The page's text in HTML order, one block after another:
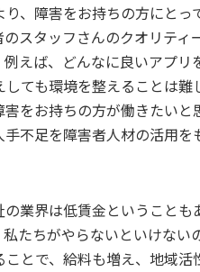
、障害をお持ちの方にと
スタッフさんのクオリテ
例えば、どんなに良いアプ
ても環境を整えることは難
をお持ちの方が働きたい
不足を障害者人材の活用を
業界は低賃金ということ
たちがやらないといけな
とで、給料も増え、地域